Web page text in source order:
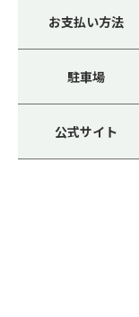
お支払い方法
駐車場
公式サイト